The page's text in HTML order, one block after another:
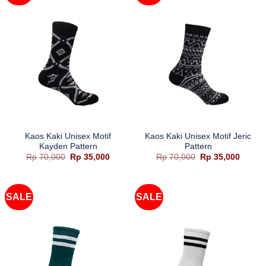
Kaos Kaki Unisex Motif
Kayden Pattern
Rp 70,000
Harga
aslinya
Rp 35,000Harga
Rp35,000.
Kaos Kaki Unisex Motif Jeric
Pattern
Rp 70,000
Harga
aslinya
Rp 35,000Harga
SALE SALE